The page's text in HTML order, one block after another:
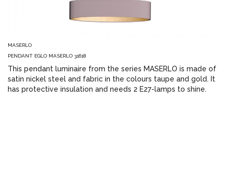
MASERLO
PENDANT EGLO MASERLO 31618
This pendant luminaire from the series MASERLO is made of
satin nickel steel and fabric in the colours taupe and gold. It
has protective insulation and needs 2 E27-lamps to shine.